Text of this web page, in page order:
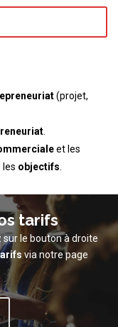
(projet,
et les
les objectifs
tarifs
le bouton à droite
via notre page